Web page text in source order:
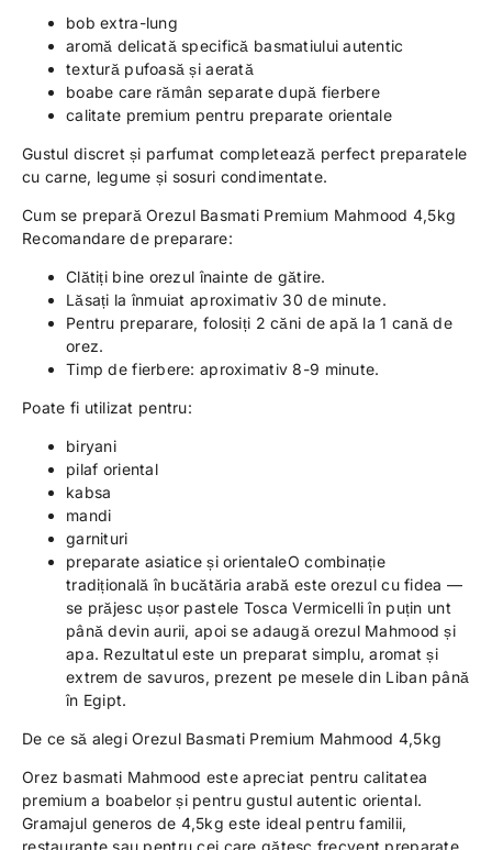
bob extra-lung
aromă delicată specifică basmatiului autentic
textură pufoasă și aerată
boabe care rămân separate după fierbere
calitate premium pentru preparate orientale
Gustul discret și parfumat completează perfect preparatele
cu carne, legume și sosuri condimentate.
Cum se prepară Orezul Basmati Premium Mahmood 4,5kg
Recomandare de preparare:
Clătiți bine orezul înainte de gătire.
Lăsați la înmuiat aproximativ 30 de minute.
Pentru preparare, folosiți 2 căni de apă la 1 cană de
orez.
Timp de fierbere: aproximativ 8-9 minute.
Poate fi utilizat pentru:
biryani
pilaf oriental
kabsa
mandi
garnituri
preparate asiatice și orientaleO combinație
tradițională în bucătăria arabă este orezul cu fidea —
se prăjesc ușor pastele Tosca Vermicelli în puțin unt
până devin aurii, apoi se adaugă orezul Mahmood și
apa. Rezultatul este un preparat simplu, aromat și
extrem de savuros, prezent pe mesele din Liban până
în Egipt.
De ce să alegi Orezul Basmati Premium Mahmood 4,5kg
Orez basmati Mahmood este apreciat pentru calitatea
premium a boabelor și pentru gustul autentic oriental.
Gramajul generos de 4,5kg este ideal pentru familii,
restaurante sau pentru cei care gătesc frecvent preparate